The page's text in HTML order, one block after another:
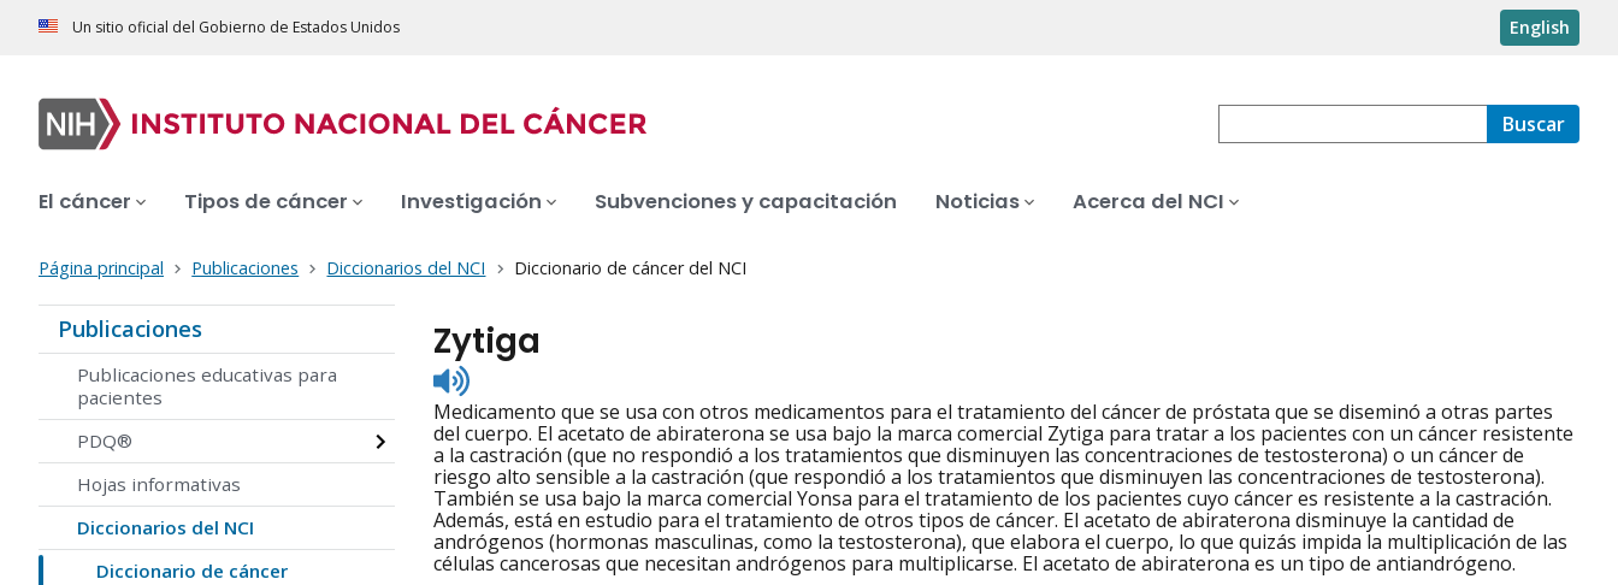
Un sitio oficial del Gobierno de Estados Unidos English
Buscar
El cáncer Tipos de cáncer Investigación Subvenciones y capacitación Noticias Acerca del NCI
Página principal Publicaciones Diccionarios del NCI Diccionario de cáncer del NCI
Publicaciones
Publicaciones educativas para
pacientes
PDQ®
Hojas informativas
Diccionarios del NCI
Diccionario de cáncer
Zytiga
Listen
to
pronunciation
Medicamento que se usa con otros medicamentos para el tratamiento del cáncer de próstata que se diseminó a otras partes
del cuerpo. El acetato de abiraterona se usa bajo la marca comercial Zytiga para tratar a los pacientes con un cáncer resistente
a la castración (que no respondió a los tratamientos que disminuyen las concentraciones de testosterona) o un cáncer de
riesgo alto sensible a la castración (que respondió a los tratamientos que disminuyen las concentraciones de testosterona).
También se usa bajo la marca comercial Yonsa para el tratamiento de los pacientes cuyo cáncer es resistente a la castración.
Además, está en estudio para el tratamiento de otros tipos de cáncer. El acetato de abiraterona disminuye la cantidad de
andrógenos (hormonas masculinas, como la testosterona), que elabora el cuerpo, lo que quizás impida la multiplicación de las
células cancerosas que necesitan andrógenos para multiplicarse. El acetato de abiraterona es un tipo de antiandrógeno.